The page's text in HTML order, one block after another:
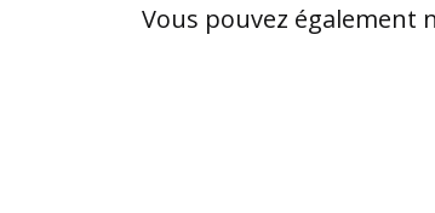
Vous pouvez également